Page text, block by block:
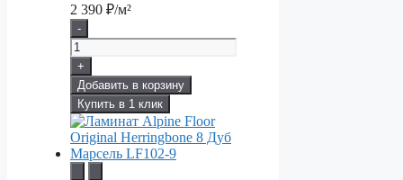
2 390 ₽/м²
-
+
Добавить в корзину
Купить в 1 клик